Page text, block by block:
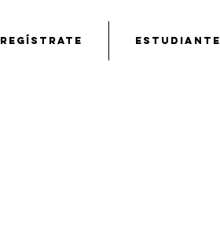
Regístrate